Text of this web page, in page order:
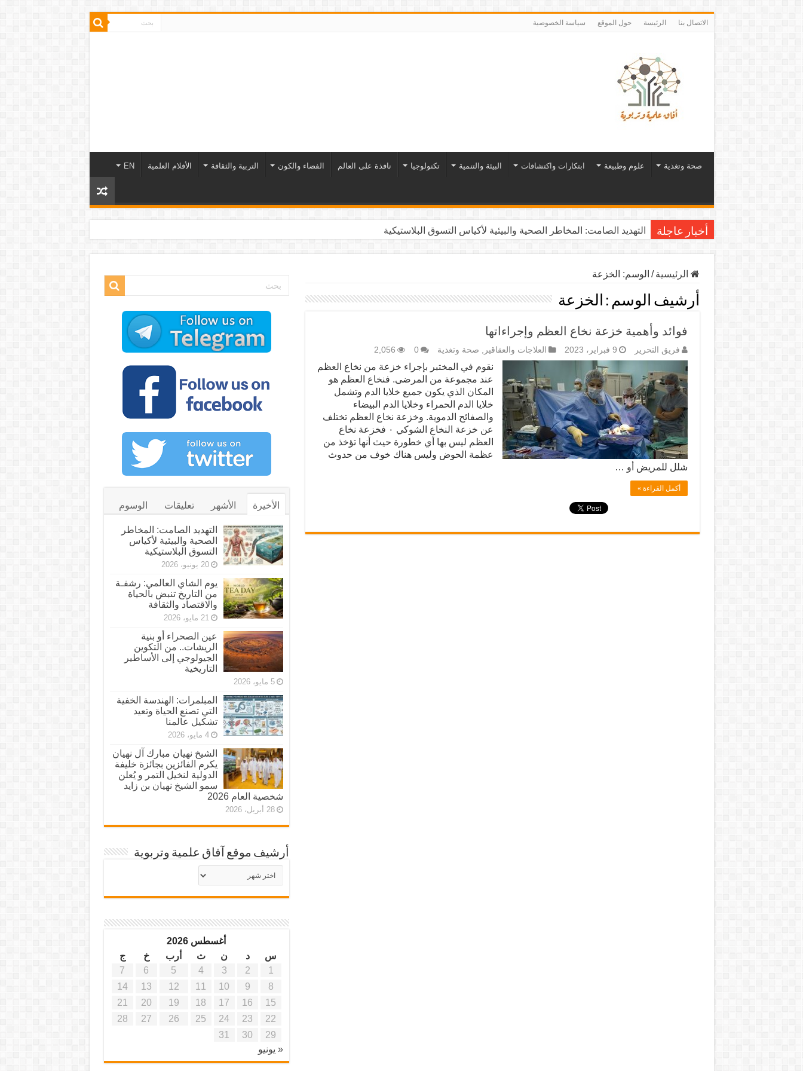
الاتصال بنا الرئيسة حول الموقع سياسة الخصوصية
صحة وتغذية علوم وطبيعة ابتكارات واكتشافات البيئة والتنمية تكنولوجيا نافذة على العالم الفضاء والكون التربية والثقافة الأفلام العلمية EN
أخبار عاجلة التهديد الصامت: المخاطر الصحية والبيئية لأكياس التسوق البلاستيكية
الرئيسية / الوسم: الخزعة
أرشيف الوسم : الخزعة
فوائد وأهمية خزعة نخاع العظم وإجراءاتها
فريق التحرير 9 فبراير، 2023 العلاجات والعقاقير , صحة وتغذية 0
2,056
نقوم في المختبر بإجراء خزعة من نخاع العظم
عند مجموعة من المرضى. فنخاع العظم هو
المكان الذي يكون جميع خلايا الدم وتشمل
خلايا الدم الحمراء وخلايا الدم البيضاء
والصفائح الدموية. وخزعة نخاع العظم تختلف
عن خزعة النخاع الشوكي ٠ فخزعة نخاع
العظم ليس بها أي خطورة حيث أنها تؤخذ من
عظمة الحوض وليس هناك خوف من حدوث
شلل للمريض أو …
أكمل القراءة »
الأخيرة الأشهر تعليقات الوسوم
التهديد الصامت: المخاطر
الصحية والبيئية لأكياس
التسوق البلاستيكية
20 يونيو، 2026
يوم الشاي العالمي: رشفـة
من التاريخ تنبض بالحياة
والاقتصاد والثقافة
21 مايو، 2026
عين الصحراء أو بنية
الريشات.. من التكوين
الجيولوجي إلى الأساطير
التاريخية
5 مايو، 2026
المبلمرات: الهندسة الخفية
التي تصنع الحياة وتعيد
تشكيل عالمنا
4 مايو، 2026
الشيخ نهيان مبارك آل نهيان
يكرم الفائزين بجائزة خليفة
الدولية لنخيل التمر و يُعلن
سمو الشيخ نهيان بن زايد
شخصية العام 2026
28 أبريل، 2026
أرشيف موقع آفاق علمية وتربوية
أرشيف
موقع
أغسطس 2026
س
د ن ث أرب خ
ج
1
2
3
4
5
6
7
8
9
10
11
12
13
14
15
16
17
18
19
20
21
22
23
24
25
26
27
28
29
30
31
« يونيو